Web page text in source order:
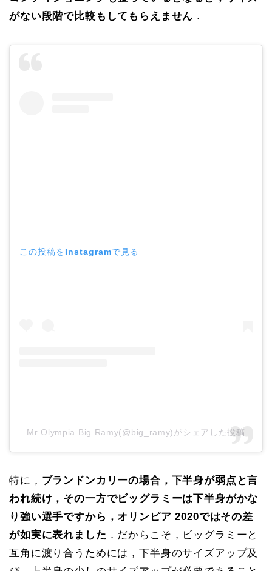
がない段階で比較もしてもらえません ．
この投稿をInstagramで見る
Mr Olympia Big Ramy(@big_ramy)がシェアした投稿
特に， ブランドンカリーの場合，下半身が弱点と言
われ続け，その一方でビッグラミーは下半身がかな
り強い選手ですから，オリンピア 2020ではその差
が如実に表れました ．だからこそ，ビッグラミーと
互角に渡り合うためには，下半身のサイズアップ及